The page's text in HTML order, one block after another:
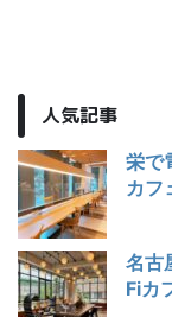
人気記事
栄で
カフ
名古
Fiカ